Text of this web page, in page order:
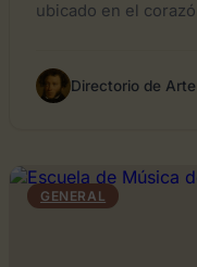
ubicado en el
Directorio de Arte
GENERAL